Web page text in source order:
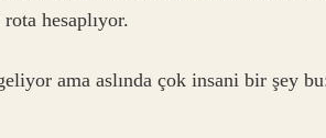
hesaplıyor.
ama aslında çok insani bir şey